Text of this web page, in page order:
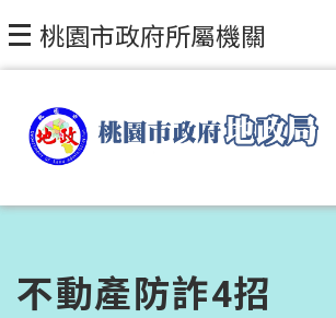
跳到主要內容區塊
桃園市政府所屬機關
不動產防詐4招